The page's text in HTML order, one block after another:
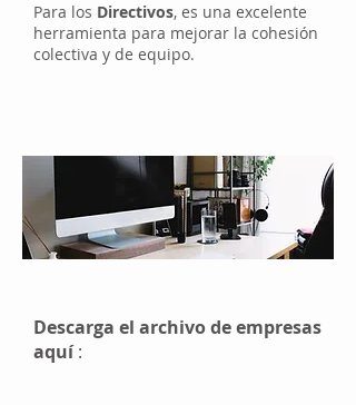
Para los Directivos, es una excelente
herramienta para mejorar la cohesión
colectiva y de equipo.
Descarga el archivo de empresas
aquí: